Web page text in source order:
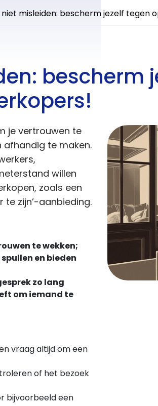
niet misleiden: bescherm jezelf tegen
bescherm
je vertrouwen te
afhandig te maken.
willen
zoals een
te zijn’-aanbieding.
te wekken;
en bieden
zo lang
om iemand te
vraag altijd om een
of het bezoek
bijvoorbeeld een